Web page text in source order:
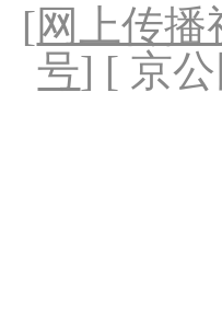
[网上传播
号] [ 京公